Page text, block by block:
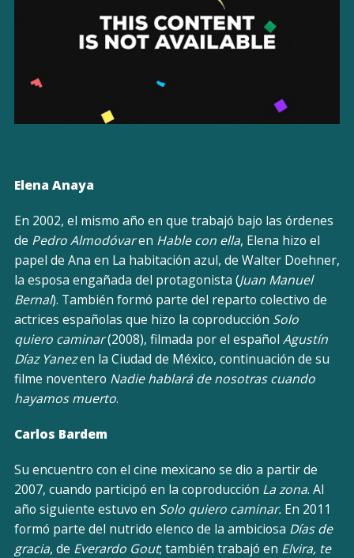
Elena Anaya
En 2002, el mismo año en que trabajó bajo las órdenes
de Pedro Almodóvaren Hable con ella, Elena hizo el
papel de Ana en La habitación azul, de Walter Doehner,
la esposa engañada del protagonista (Juan Manuel
Bernal). También formó parte del reparto colectivo de
actrices españolas que hizo la coproducción Solo
quiero caminar(2008), filmada por el español Agustín
Díaz Yanezen la Ciudad de México, continuación de su
filme noventero Nadie hablará de nosotras cuando
hayamos muerto.
Carlos Bardem
Su encuentro con el cine mexicano se dio a partir de
2007, cuando participó en la coproducción La zona. Al
año siguiente estuvo en Solo quiero caminar.En 2011
formó parte del nutrido elenco de la ambiciosa Días de
gracia, de Everardo Gout; también trabajó en Elvira, te